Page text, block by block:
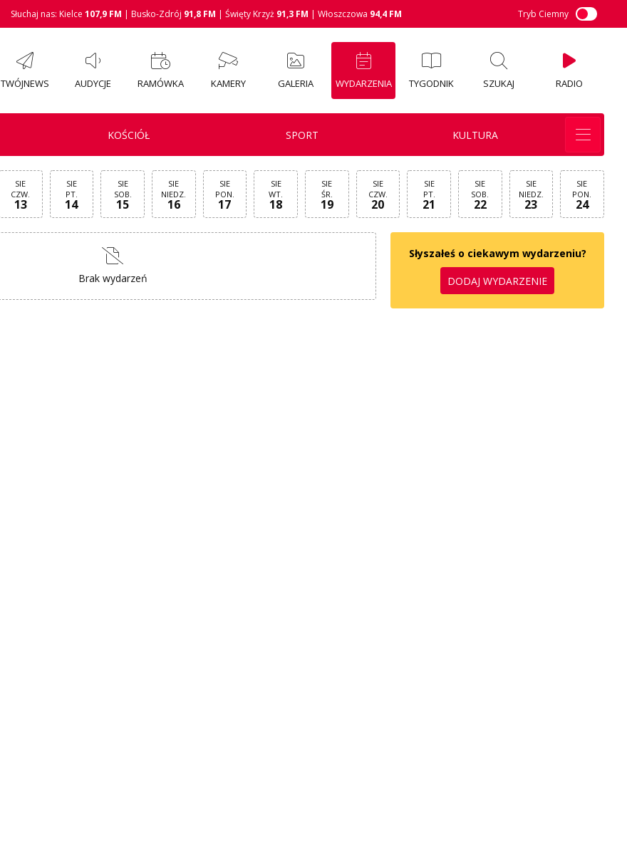
Słuchaj nas: Kielce 107,9 FM | Busko-Zdrój 91,8 FM | Święty Krzyż 91,3 FM | Włoszczowa 94,4 FM Tryb Ciemny
TWÓJNEWS AUDYCJE RAMÓWKA KAMERY GALERIA WYDARZENIA TYGODNIK SZUKAJ RADIO
KOŚCIÓŁ SPORT KULTURA
SIE
CZW.
13
SIE
PT.
14
SIE
SOB.
15
SIE
NIEDZ.
16
SIE
PON.
17
SIE
WT.
18
SIE
ŚR.
19
SIE
CZW.
20
SIE
PT.
21
SIE
SOB.
22
SIE
NIEDZ.
23
SIE
PON.
24
Brak wydarzeń
Słyszałeś o ciekawym wydarzeniu?
DODAJ WYDARZENIE